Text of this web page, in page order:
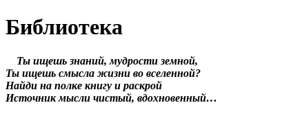
Библиотека
Ты ищешь знаний, мудрости земной,
Ты ищешь смысла жизни во вселенной?
Найди на полке книгу и раскрой
Источник мысли чистый, вдохновенный…